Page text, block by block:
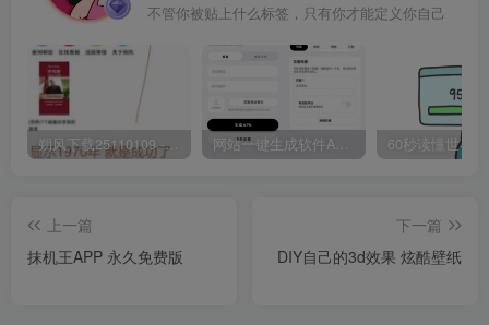
不管你被贴上什么标签，只有你才能定义你自己
朔风下载25110109 -磁力下载神器-去VIP限制版本 网站一键生成软件APP 完美版 同时支持打包html文件
上一篇
抹机王APP 永久免费版
下一篇
DIY自己的3d效果 炫酷壁纸